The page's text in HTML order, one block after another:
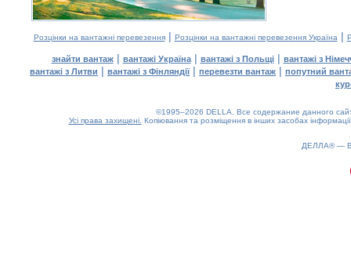
Розцінки на вантажні перевезення| Розцінки на вантажні перевезення Україна |
знайти вантаж| вантажі Україна| вантажі з Польщі| вантажі з
вантажі з Литви | вантажі з Фінляндії| перевезти вантаж | попутний
©1995–2026 DELLA. Все содержание данного
Усі права захищені. Копіювання та розміщення в інших засобах
ДЕЛЛА® —